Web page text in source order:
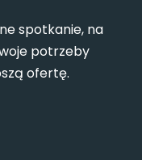
spotkanie, na
potrzeby
ofertę.